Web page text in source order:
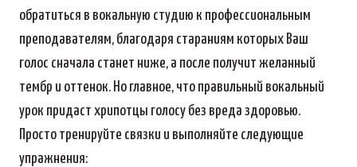
обратиться в вокальную студию к профессиональным
преподавателям, благодаря стараниям которых Ваш
голос сначала станет ниже, а после получит желанный
тембр и оттенок. Но главное, что правильный вокальный
урок придаст хрипотцы голосу без вреда здоровью.
Просто тренируйте связки и выполняйте следующие
упражнения: